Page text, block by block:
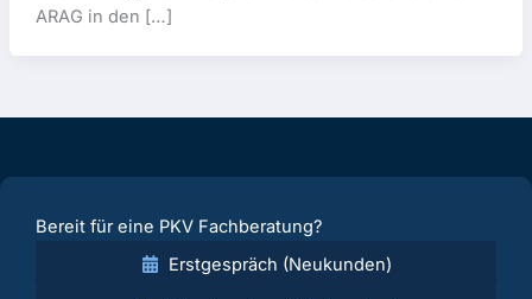
ARAG in den […]
Bereit für eine PKV Fachberatung?
Erstgespräch (Neukunden)